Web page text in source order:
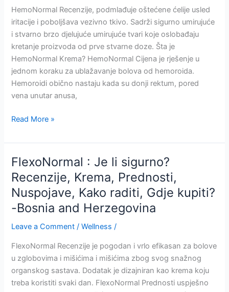
za
upotrebu-
Recenzije-
Cijena
-
Bosnia
and
Herzegovina
HemoNormal Recenzije, podmlađuje oštećene ćelije usled
iritacije i poboljšava vezivno tkivo. Sadrži sigurno umirujuće
i stvarno brzo djelujuće umirujuće tvari koje oslobađaju
kretanje proizvoda od prve stvarne doze. Šta je
HemoNormal Krema? HemoNormal Cijena je rješenje u
jednom koraku za ublažavanje bolova od hemoroida.
Hemoroidi obično nastaju kada su donji rektum, pored
vena unutar anusa,
HemoNormal
Krema
protiv
hemoroida-
Recenzije-
Prednosti-
Kako
-
Cijena-
Gdje
-
Read More »
FlexoNormal : Je li sigurno?
Recenzije, Krema, Prednosti,
Nuspojave, Kako raditi, Gdje kupiti?
-Bosnia and Herzegovina
Leave a Comment /Wellness /
FlexoNormal Recenzije je pogodan i vrlo efikasan za bolove
u zglobovima i mišićima i mišićima zbog svog snažnog
organskog sastava. Dodatak je dizajniran kao krema koju
treba koristiti svaki dan. FlexoNormal Prednosti uspješno